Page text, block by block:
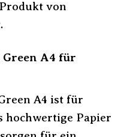
von
Green A4 für
A4 ist für
hochwertige Papier